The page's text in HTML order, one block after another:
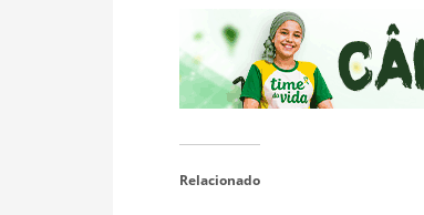
Relacionado